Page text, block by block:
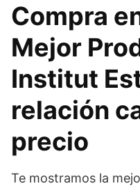
Compra
Mejor
Institut
relación
precio
Te mostramos la